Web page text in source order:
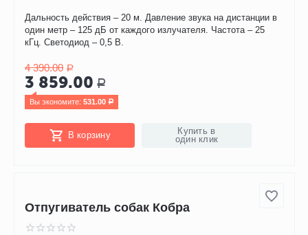
15 639.00
В корзину
Скидка 12%
4 390.00 Р
3 859.00